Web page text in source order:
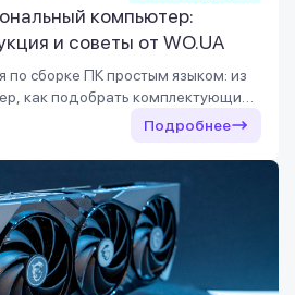
компьютер:
и советы от WO.UA
по сборке ПК простым языком: из
как подобрать комплектующие
стресса. Разбираем детально все
Подробнее